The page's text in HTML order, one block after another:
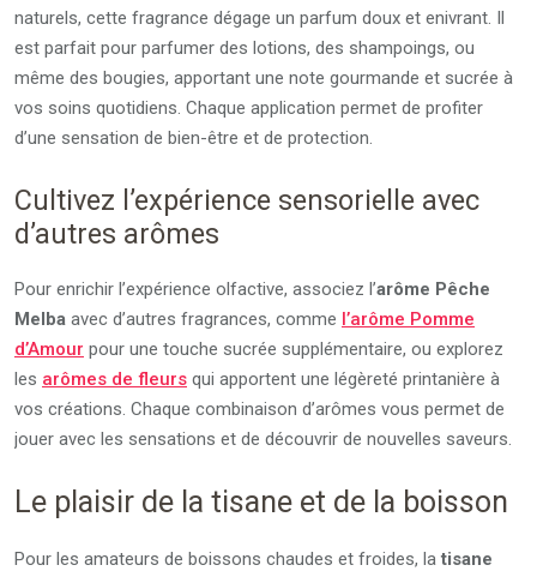
naturels, cette fragrance dégage un parfum doux et enivrant. Il
est parfait pour parfumer des lotions, des shampoings, ou
même des bougies, apportant une note gourmande et sucrée à
vos soins quotidiens. Chaque application permet de profiter
d’une sensation de bien-être et de protection.
Cultivez l’expérience sensorielle avec
d’autres arômes
Pour enrichir l’expérience olfactive, associez l’arôme Pêche
Melba avec d’autres fragrances, comme l’arôme Pomme
d’Amour pour une touche sucrée supplémentaire, ou explorez
les arômes de fleurs qui apportent une légèreté printanière à
vos créations. Chaque combinaison d’arômes vous permet de
jouer avec les sensations et de découvrir de nouvelles saveurs.
Le plaisir de la tisane et de la boisson
Pour les amateurs de boissons chaudes et froides, la tisane